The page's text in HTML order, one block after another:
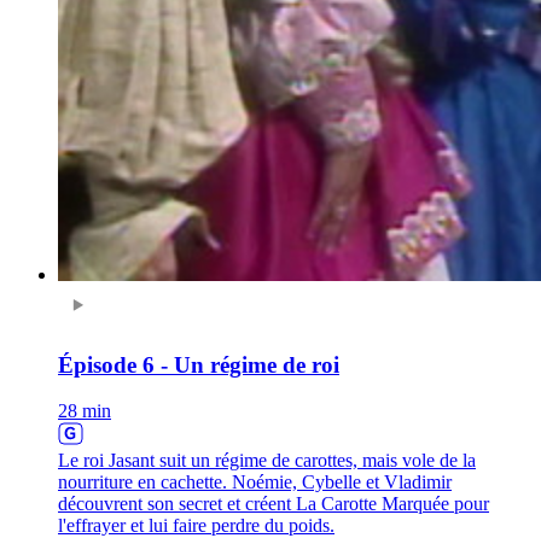
Épisode 6 - Un régime de roi
28 min
Le roi Jasant suit un régime de carottes, mais vole de la
nourriture en cachette. Noémie, Cybelle et Vladimir
découvrent son secret et créent La Carotte Marquée pour
l'effrayer et lui faire perdre du poids.